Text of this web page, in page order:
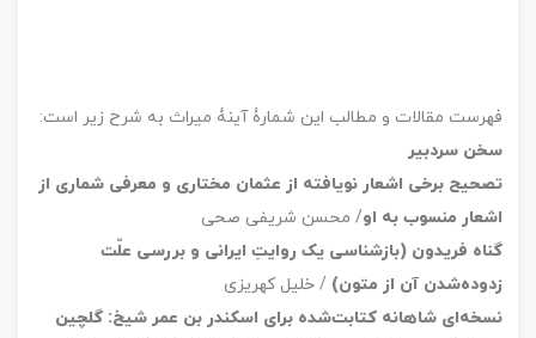
فهرست مقالات و مطالب این شمارۀ آینۀ میراث به شرح زیر است:
سخن سردبیر
تصحیح برخی اشعار نویافته از عثمان مختاری و معرفی شماری از
اشعار منسوب به او/ محسن شریفی صحی
گناه فریدون (بازشناسی یک روایتِ ایرانی و بررسی علّت
زدوده‌شدن آن از متون) / خلیل کهریزی
نسخه‌ای شاهانه کتابت‌شده برای اسکندر بن عمر شیخ: گلچین